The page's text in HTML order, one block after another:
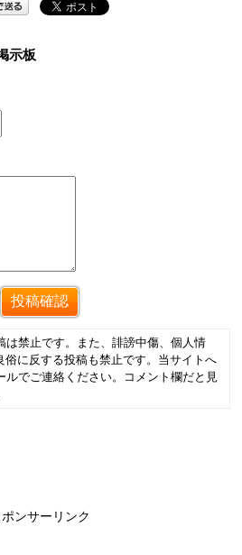
示板
は禁止です。また、誹謗中傷、個人情
俗に反する投稿も禁止です。当サイトへ
ルでご連絡ください。コメント欄だと見
ポンサーリンク